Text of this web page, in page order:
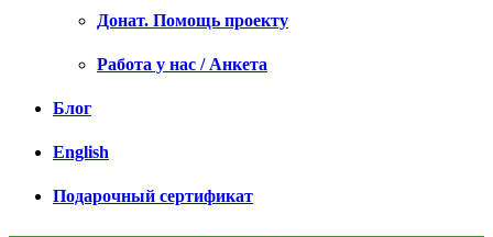
Донат. Помощь проекту
Работа у нас / Анкета
Блог
English
Подарочный сертификат